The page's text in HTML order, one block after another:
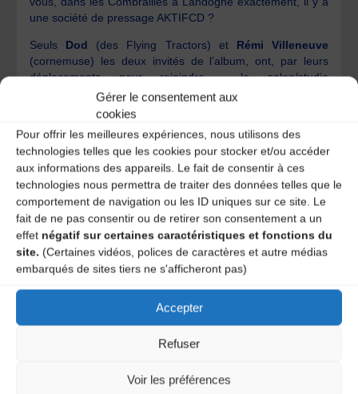
Gérer le consentement aux
cookies
Pour offrir les meilleures expériences, nous utilisons des
technologies telles que les cookies pour stocker et/ou accéder
aux informations des appareils. Le fait de consentir à ces
technologies nous permettra de traiter des données telles que le
comportement de navigation ou les ID uniques sur ce site. Le
fait de ne pas consentir ou de retirer son consentement a un
effet négatif sur certaines caractéristiques et fonctions du
site. (Certaines vidéos, polices de caractères et autre médias
embarqués de sites tiers ne s'afficheront pas)
Accepter
Refuser
Voir les préférences
une société de pressage AKTIFCD ?
Seuls Dod (des Flying Tractors) et Rémi Villeneuve
(cornemuse) les deux invités de l’album, ont, par leurs
déplacements pour rejoindre le salon/studio
d’enregistrement, alourdi quelque peu le bilan carbone !
Ce C.D est composé de morceaux traditionnels, de
compositions musicales de Raphnin et de chansons
écrites par Wilton que l’on peut également entendre, telles
des ponctuations, lors des bals qu’ils jouent en duo ou
avec des invités.
José Dubreuil
*Le Gamounet est le lieu de vie de l’association Les
Brayauds/C.D.M.D.T. 63
https://amta.fr/2010/03/01/cie-maurel-freres/
fr.myspace.com/ciemaurel